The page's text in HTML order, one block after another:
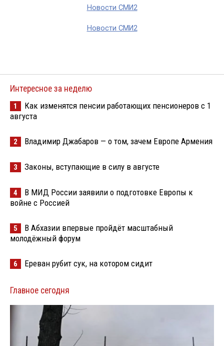
Новости СМИ2
Новости СМИ2
Интересное за неделю
1
Как изменятся пенсии работающих пенсионеров с 1
августа
2 Владимир Джабаров — о том, зачем Европе Армения
3 Законы, вступающие в силу в августе
4
В МИД России заявили о подготовке Европы к
войне с Россией
5
В Абхазии впервые пройдёт масштабный
молодёжный форум
6 Ереван рубит сук, на котором сидит
Главное сегодня